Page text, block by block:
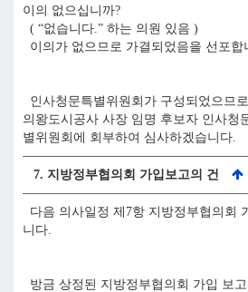
이의 없으십니까?
( “없습니다.” 하는 의원 있음 )
이의가 없으므로 가결되었음을 선포합
인사청문특별위원회가 구성되었으므
의왕도시공사 사장 임명 후보자 인사청
별위원회에 회부하여 심사하겠습니다.
7. 지방정부협의회 가입보고의 건
다음 의사일정 제7항 지방정부협의회
니다.
방금 상정된 지방정부협의회 가입 보